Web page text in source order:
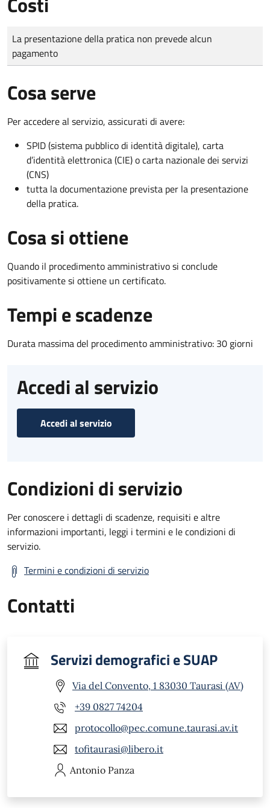
Tipo di pagamento
Importo
La presentazione della pratica non prevede alcun
pagamento
Cosa serve
Per accedere al servizio, assicurati di avere:
SPID (sistema pubblico di identità digitale), carta
d’identità elettronica (CIE) o carta nazionale dei servizi
(CNS)
tutta la documentazione prevista per la presentazione
della pratica.
Cosa si ottiene
Quando il procedimento amministrativo si conclude
positivamente si ottiene un certificato.
Tempi e scadenze
Durata massima del procedimento amministrativo: 30 giorni
Accedi al servizio
Accedi al servizio
Condizioni di servizio
Per conoscere i dettagli di scadenze, requisiti e altre
informazioni importanti, leggi i termini e le condizioni di
servizio.
Termini e condizioni di servizio
Contatti
Servizi demografici e SUAP
Via del Convento, 1 83030 Taurasi (AV)
+39 0827 74204
protocollo@pec.comune.taurasi.av.it
tofitaurasi@libero.it
Antonio Panza